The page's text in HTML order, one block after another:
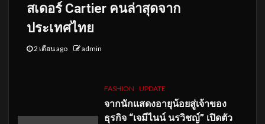
สเดอร์ Cartier คนล่าสุดจาก
ประเทศไทย
2 เดือน ago admin
FASHION UPDATE
จากนักแสดงอายุน้อยสู่เจ้าของ
ธุรกิจ “เจมีไนน์ นรวิชญ์” เปิดตัว